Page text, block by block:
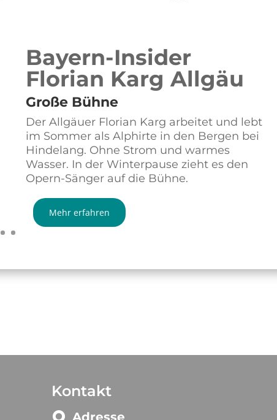
Bayern-Insider
Florian Karg Allgäu
Große Bühne
Der Allgäuer Florian Karg arbeitet und lebt
im Sommer als Alphirte in den Bergen bei
Hindelang. Ohne Strom und warmes
Wasser. In der Winterpause zieht es den
Opern-Sänger auf die Bühne.
Mehr erfahren
Kontakt